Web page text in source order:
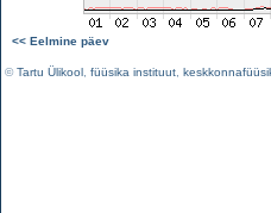
<< Eelmine päev
©Tartu Ülikool füüsika instituut